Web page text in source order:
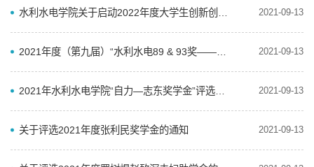
2021-09-13
2021-09-13
2021-09-13
关于评选2021年度张利民奖学金的通知 2021-09-13